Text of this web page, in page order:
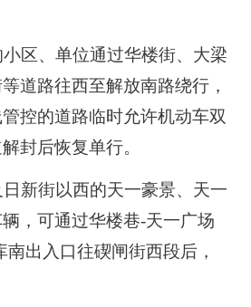
区、单位通过华楼街、大梁
道路往西至解放南路绕行，
控的道路临时允许机动车双
封后恢复单行。
新街以西的天一豪景、天一
，可通过华楼巷-天一广场
出入口往碶闸街西段后，